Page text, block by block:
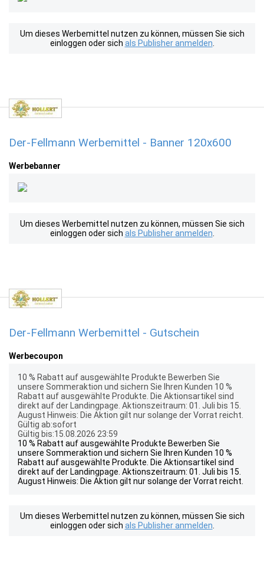
Um dieses Werbemittel nutzen zu können, müssen Sie sich
einloggen oder sich als Publisher anmelden
Der-Fellmann Werbemittel - Banner 120x600
Werbebanner
Um dieses Werbemittel nutzen zu können, müssen Sie sich
einloggen oder sich als Publisher anmelden
Der-Fellmann Werbemittel - Gutschein
Werbecoupon
10 % Rabatt auf ausgewählte Produkte Bewerben Sie
unsere Sommeraktion und sichern Sie Ihren Kunden 10 %
Rabatt auf ausgewählte Produkte. Die Aktionsartikel sind
direkt auf der Landingpage. Aktionszeitraum: 01. Juli bis 15.
August Hinweis: Die Aktion gilt nur solange der Vorrat reicht.
Gültig ab:sofort
Gültig bis:15.08.2026 23:59
10 % Rabatt auf ausgewählte Produkte Bewerben Sie
unsere Sommeraktion und sichern Sie Ihren Kunden 10 %
Rabatt auf ausgewählte Produkte. Die Aktionsartikel sind
direkt auf der Landingpage. Aktionszeitraum: 01. Juli bis 15.
August Hinweis: Die Aktion gilt nur solange der Vorrat reicht.
Um dieses Werbemittel nutzen zu können, müssen Sie sich
einloggen oder sich als Publisher anmelden